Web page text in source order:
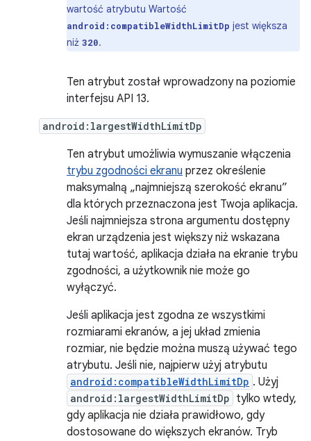
wartość atrybutu Wartość
android:compatibleWidthLimitDp jest większa
niż 320.
Ten atrybut został wprowadzony na poziomie
interfejsu API 13.
android:largestWidthLimitDp
Ten atrybut umożliwia wymuszanie włączenia
trybu zgodności ekranu przez określenie
maksymalną „najmniejszą szerokość ekranu”
dla których przeznaczona jest Twoja aplikacja.
Jeśli najmniejsza strona argumentu dostępny
ekran urządzenia jest większy niż wskazana
tutaj wartość, aplikacja działa na ekranie trybu
zgodności, a użytkownik nie może go
wyłączyć.
Jeśli aplikacja jest zgodna ze wszystkimi
rozmiarami ekranów, a jej układ zmienia
rozmiar, nie będzie można muszą używać tego
atrybutu. Jeśli nie, najpierw użyj atrybutu
android:compatibleWidthLimitDp . Użyj
android:largestWidthLimitDp tylko wtedy,
gdy aplikacja nie działa prawidłowo, gdy
dostosowane do większych ekranów. Tryb